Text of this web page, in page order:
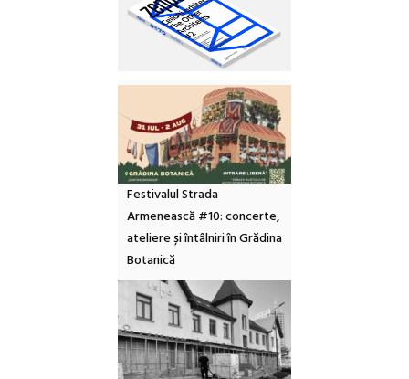
Festivalul Strada
Armenească #10: concerte,
ateliere și întâlniri în Grădina
Botanică